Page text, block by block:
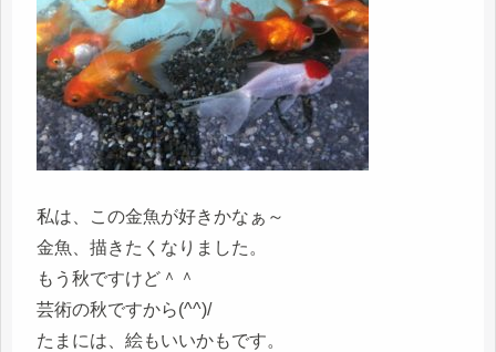
私は、この金魚が好きかなぁ～
金魚、描きたくなりました。
もう秋ですけど＾＾
芸術の秋ですから(^^)/
たまには、絵もいいかもです。